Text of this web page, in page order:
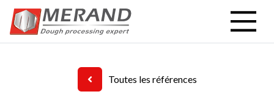
Aller
contenu
Toutes les références